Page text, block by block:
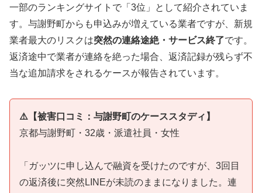
一部のランキングサイトで「3位」として紹介されていま
す。与謝野町からも申込みが増えている業者ですが、新規
業者最大のリスクは突然の連絡途絶・サービス終了です。
返済途中で業者が連絡を絶った場合、返済記録が残らず不
当な追加請求をされるケースが報告されています。
⚠️【被害口コミ：与謝野町のケーススタディ】
京都与謝野町・32歳・派遣社員・女性
「ガッツに申し込んで融資を受けたのですが、3回目
の返済後に突然LINEが未読のままになりました。連